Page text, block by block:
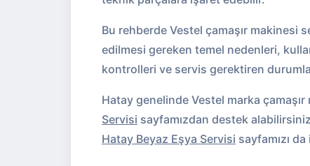
Bu rehberde Vestel çamaşır makinesi
edilmesi gereken temel nedenleri,
kontrolleri ve servis gerektiren
Hatay genelinde Vestel marka çamaşır
Servisi sayfamızdan destek
Hatay Beyaz Eşya Servisi sayfamızı